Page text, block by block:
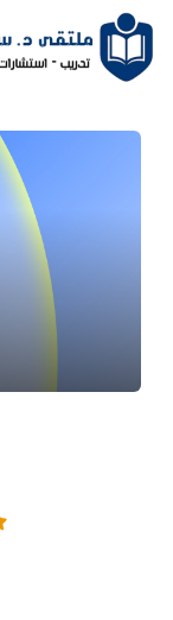
التجاوز
إلى
المحتوى